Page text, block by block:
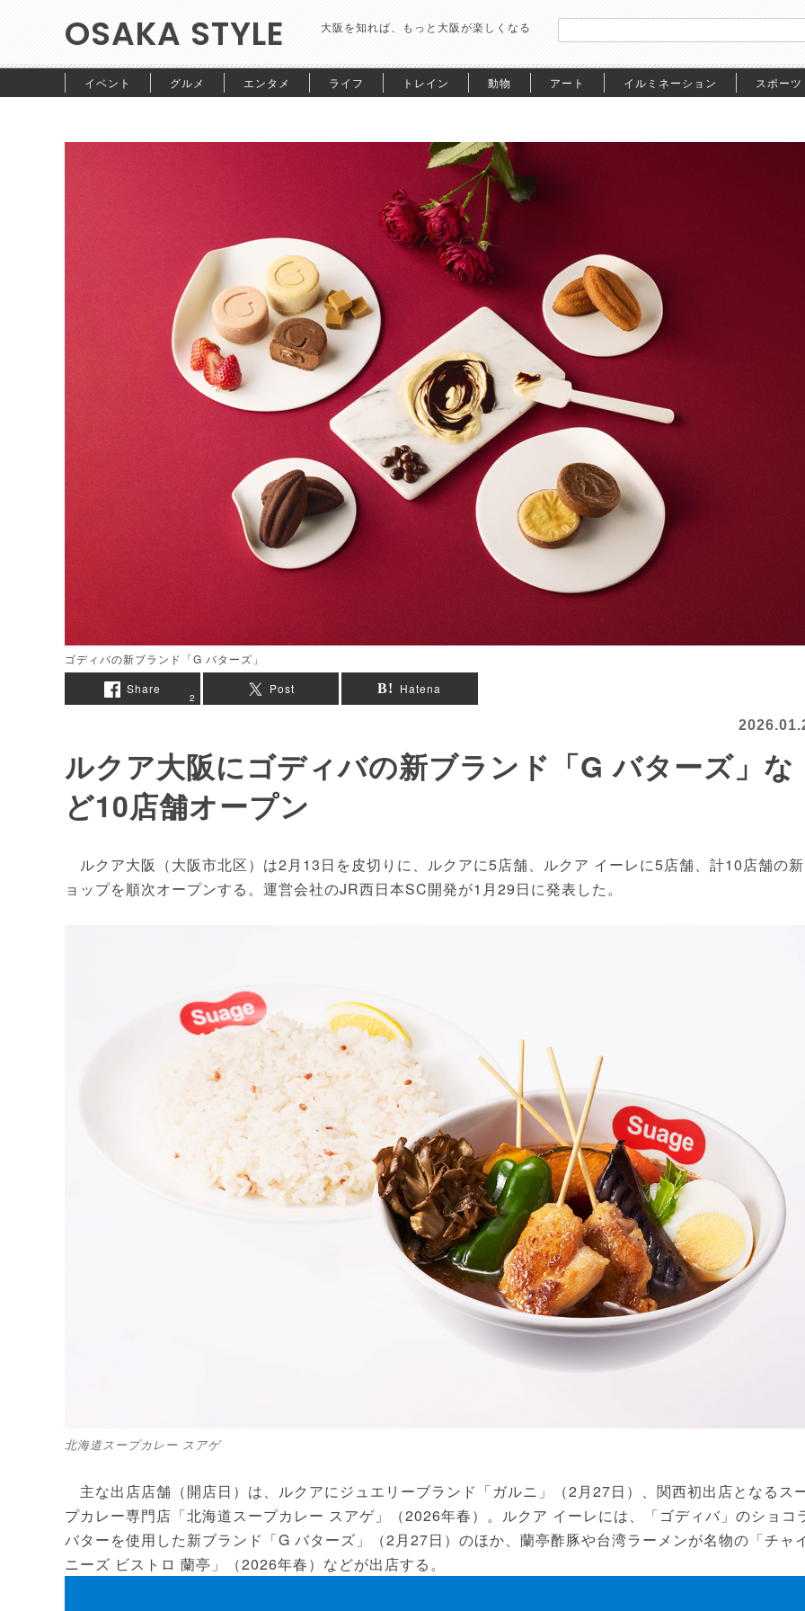
OSAKA STYLE 大阪を知れば、もっと大阪が楽しくなる
イベント グルメ エンタメ ライフ トレイン 動物 アート イルミネーション スポーツ
ゴディバの新ブランド「G バターズ」
Share
2
Post Hatena
ルクア大阪にゴディバの新ブランド「G バターズ」な
ど10店舗オープン
ルクア大阪（大阪市北区）は2月13日を皮切りに、ルクアに5店舗、ルクア イーレに5店舗、計10店舗の
ョップを順次オープンする。運営会社のJR西日本SC開発が1月29日に発表した。
北海道スープカレー スアゲ
主な出店店舗（開店日）は、ルクアにジュエリーブランド「ガルニ」（2月27日）、関西初出店となるス
プカレー専門店「北海道スープカレー スアゲ」（2026年春）。ルクア イーレには、「ゴディバ」のショコ
バターを使用した新ブランド「G バターズ」（2月27日）のほか、蘭亭酢豚や台湾ラーメンが名物の「チャ
ニーズ ビストロ 蘭亭」（2026年春）などが出店する。